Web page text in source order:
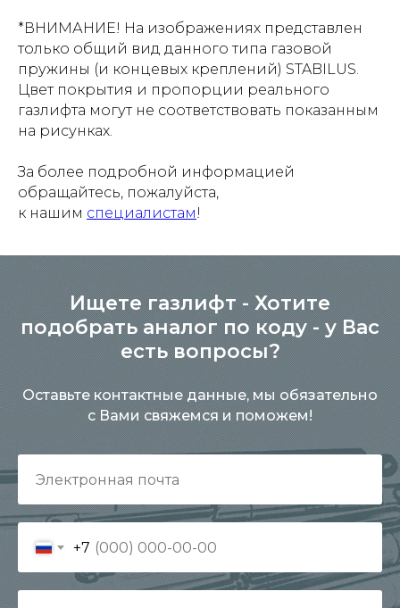
*ВНИМАНИЕ! На изображениях представлен
только общий вид данного типа газовой
пружины (и концевых креплений) STABILUS.
Цвет покрытия и пропорции реального
газлифта могут не соответствовать показанным
на рисунках.
За более подробной информацией
обращайтесь, пожалуйста,
к нашим специалистам!
Ищете газлифт - Хотите
подобрать аналог по коду - у Вас
есть вопросы?
Оставьте контактные данные, мы обязательно
с Вами свяжемся и поможем!
+7